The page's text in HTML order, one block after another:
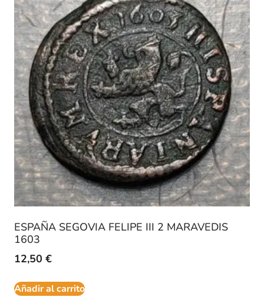
ESPAÑA SEGOVIA FELIPE III 2 MARAVEDIS
1603
12,50 €
Añadir al carrito